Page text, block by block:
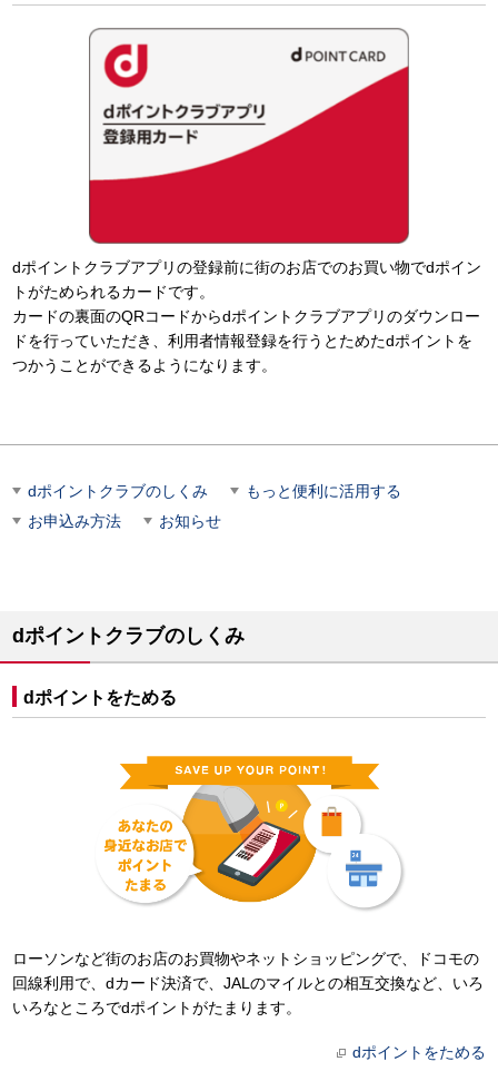
dポイントクラブアプリの登録前に街のお店でのお買い物でdポイン
トがためられるカードです。
カードの裏面のQRコードからdポイントクラブアプリのダウンロー
ドを行っていただき、利用者情報登録を行うとためたdポイントを
つかうことができるようになります。
dポイントクラブのしくみ
もっと便利に活用する
お申込み方法
お知らせ
dポイントクラブのしくみ
dポイントをためる
ローソンなど街のお店のお買物やネットショッピングで、ドコモの
回線利用で、dカード決済で、JALのマイルとの相互交換など、いろ
いろなところでdポイントがたまります。
dポイントをためる